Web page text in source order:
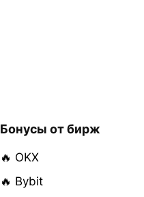
Бонусы от бирж
🔥 OKX
🔥 Bybit